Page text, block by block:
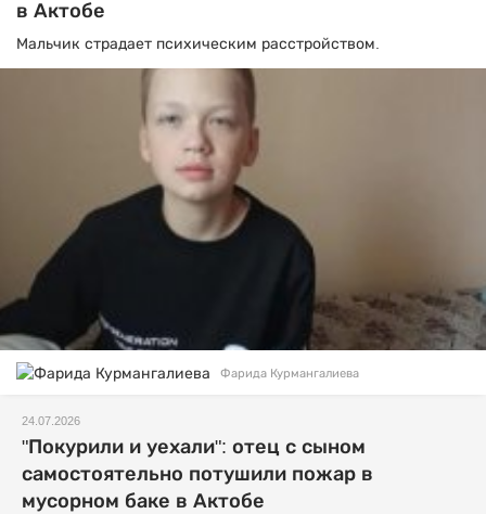
в Актобе
Мальчик страдает психическим расстройством.
Фарида Курмангалиева
24.07.2026
"Покурили и уехали": отец с сыном
самостоятельно потушили пожар в
мусорном баке в Актобе